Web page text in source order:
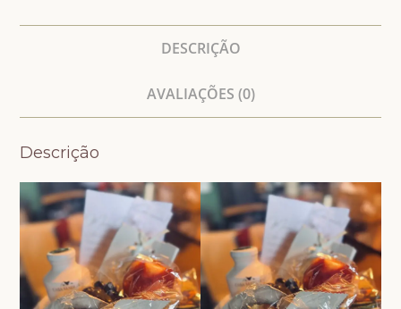
DESCRIÇÃO
AVALIAÇÕES (0)
Descrição